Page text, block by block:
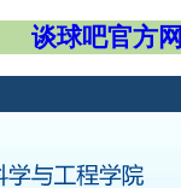
谈球吧官方